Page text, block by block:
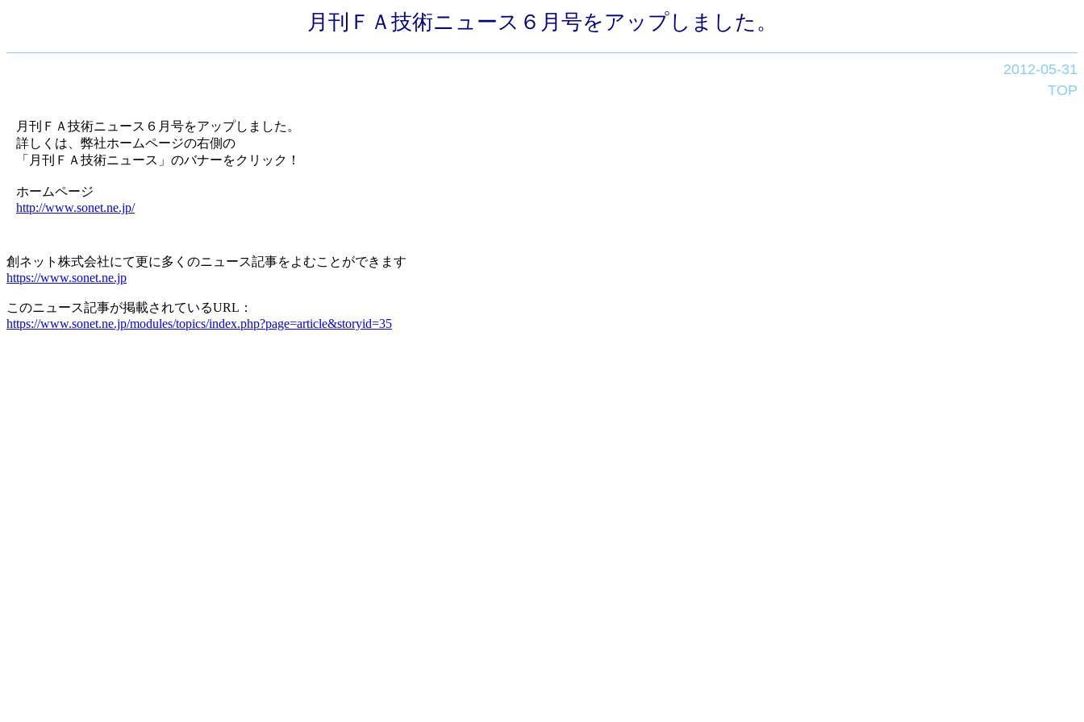
月刊ＦＡ技術ニュース６月号をアップしました。
2012-05-31
TOP
月刊ＦＡ技術ニュース６月号をアップしました。
詳しくは、弊社ホームページの右側の
「月刊ＦＡ技術ニュース」のバナーをクリック！
ホームページ
http://www.sonet.ne.jp/
創ネット株式会社にて更に多くのニュース記事をよむことができます
https://www.sonet.ne.jp
このニュース記事が掲載されているURL：
https://www.sonet.ne.jp/modules/topics/index.php?page=article&storyid=35